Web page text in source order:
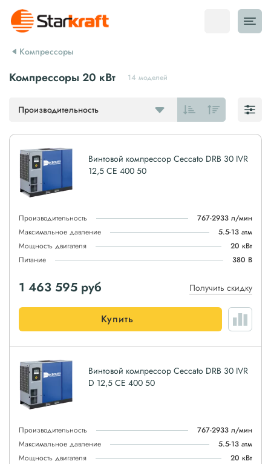
Компрессоры
Компрессоры 20 кВт 14 моделей
Производительность
Винтовой компрессор Ceccato DRB 30 IVR
12,5 CE 400 50
Производительность
767-2933 л/мин
Максимальное давление
5.5-13 атм
Мощность двигателя
20 кВт
Питание
380 В
1 463 595 руб Получить скидку
Купить
Винтовой компрессор Ceccato DRB 30 IVR
D 12,5 CE 400 50
Производительность
767-2933 л/мин
Максимальное давление
5.5-13 атм
Мощность двигателя
20 кВт